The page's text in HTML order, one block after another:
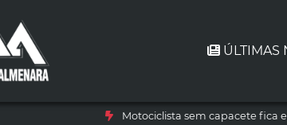
ÚLTIMAS
Motociclista sem capacete fica